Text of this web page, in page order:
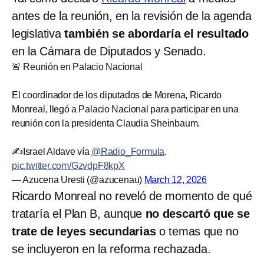
antes de la reunión, en la revisión de la agenda
legislativatambién se abordaría el resultado
en la Cámara de Diputados y Senado.
🚨 Reunión en Palacio Nacional
El coordinador de los diputados de Morena, Ricardo
Monreal, llegó a Palacio Nacional para participar en una
reunión con la presidenta Claudia Sheinbaum.
✍️Israel Aldave vía @Radio_Formula.
pic.twitter.com/GzvdpF8kpX
— Azucena Uresti (@azucenau) March 12, 2026
Ricardo Monreal no reveló de momento de qué
trataría el Plan B, aunque no descartó que se
trate de leyes secundariaso temas que no
se incluyeron en la reforma rechazada.